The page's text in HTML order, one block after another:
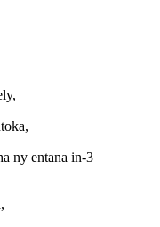
ny entana in-3